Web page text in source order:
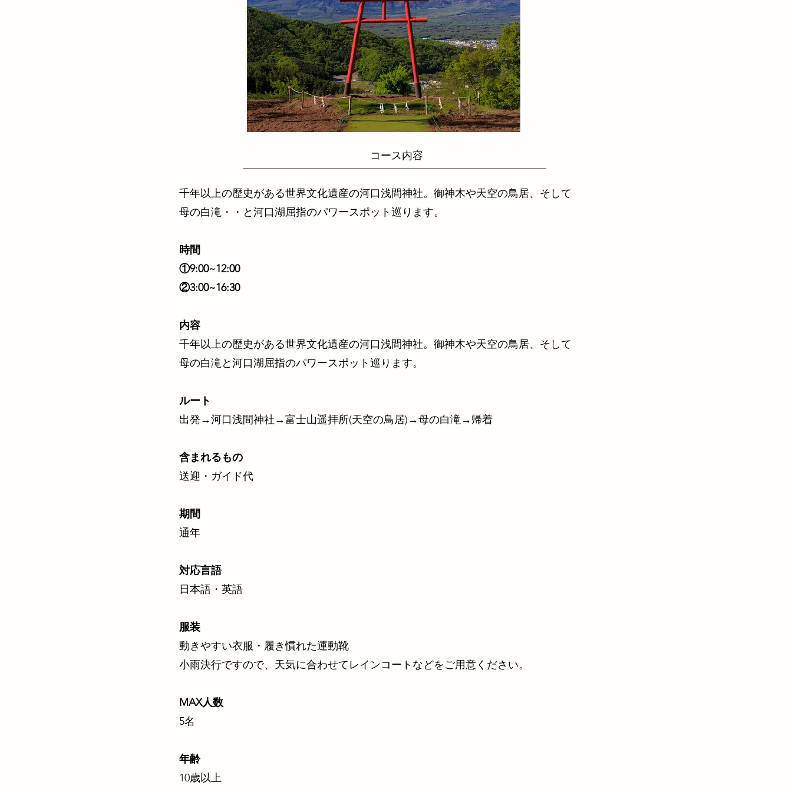
コース内容
千年以上の歴史がある世界文化遺産の河口浅間神社。御神木や天空の鳥居、そして
母の白滝・・と河口湖屈指のパワースポット巡ります。
時間
①9:00~12:00
②3:00~16:30
内容
千年以上の歴史がある世界文化遺産の河口浅間神社。御神木や天空の鳥居、そして
母の白滝と河口湖屈指のパワースポット巡ります。
ルート
出発→河口浅間神社→富士山遥拝所(天空の鳥居)→母の白滝→帰着
含まれるもの
送迎・ガイド代
期間
通年
対応言語
日本語・英語
服装
動きやすい衣服・履き慣れた運動靴
小雨決行ですので、天気に合わせてレインコートなどをご用意ください。
MAX人数
5名
年齢
10歳以上